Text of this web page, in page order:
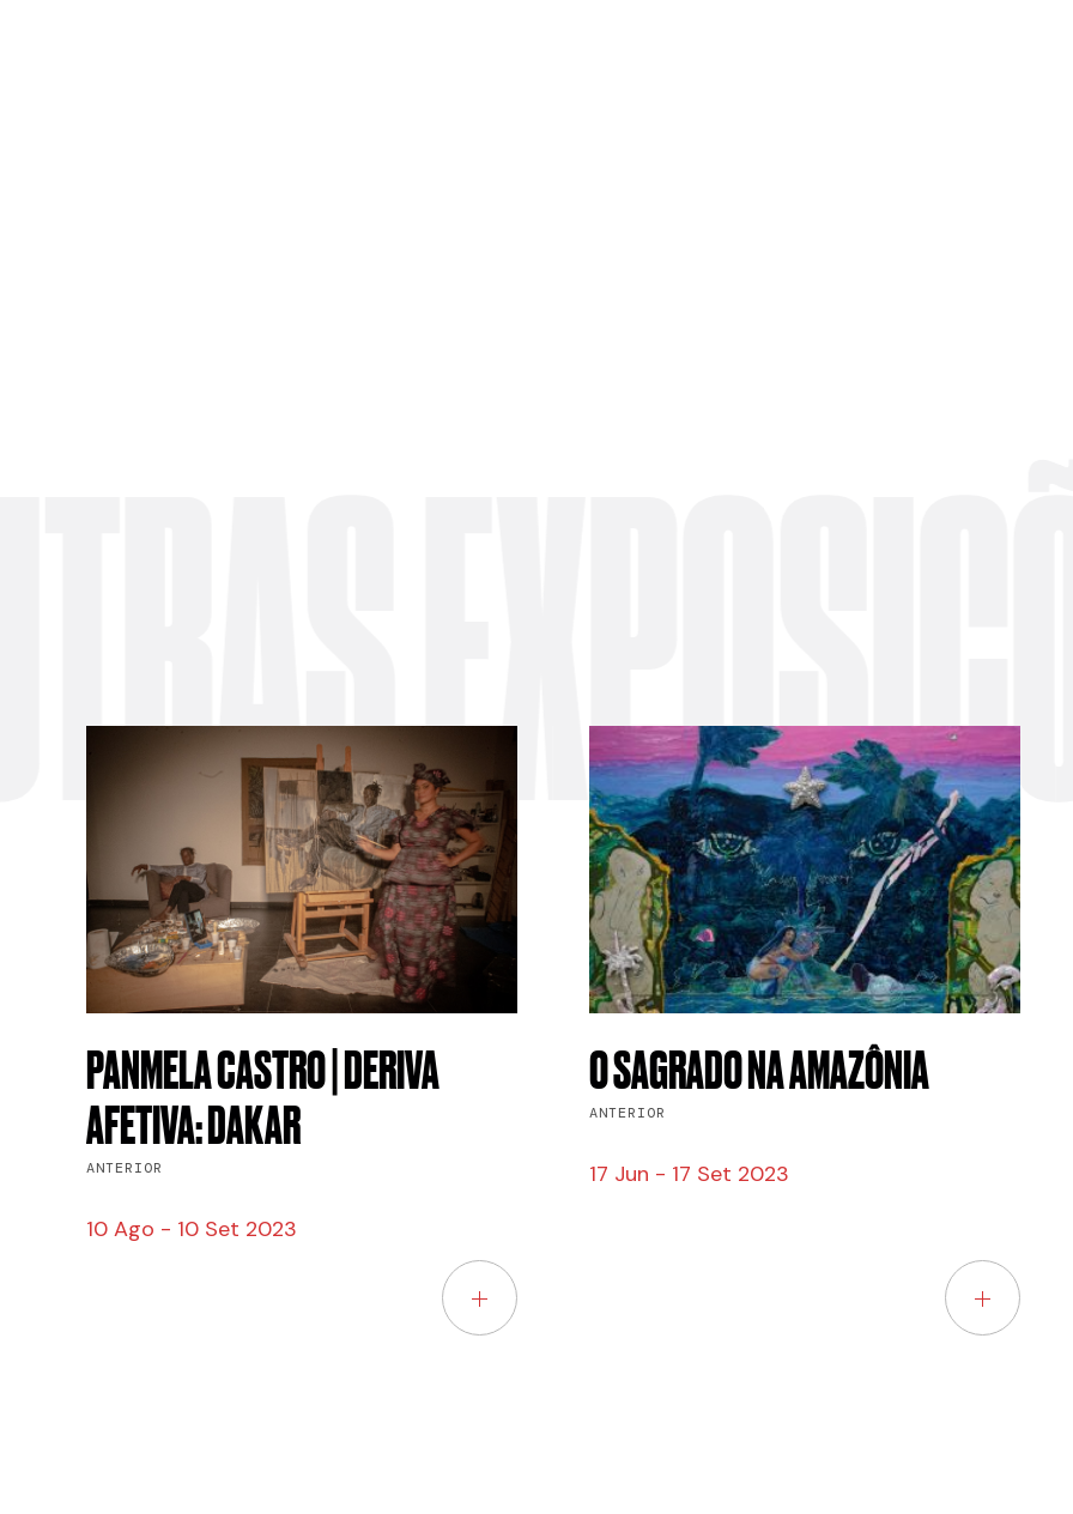
EXPOSIÇÕES
PANMELA CASTRO | DERIVA
AFETIVA: DAKAR
ANTERIOR
10 Ago - 10 Set 2023
O SAGRADO NA AMAZÔNIA
ANTERIOR
17 Jun - 17 Set 2023